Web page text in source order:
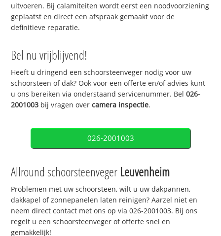
uitvoeren. Bij calamiteiten wordt eerst een noodvoorziening
geplaatst en direct een afspraak gemaakt voor de
definitieve reparatie.
Bel nu vrijblijvend!
Heeft u dringend een schoorsteenveger nodig voor uw
schoorsteen of dak? Ook voor een offerte en/of advies kunt
u ons bereiken via onderstaand servicenummer. Bel026-
2001003 bij vragen overcamera inspectie.
026-2001003
Allround schoorsteenveger Leuvenheim
Problemen met uw schoorsteen, wilt u uw dakpannen,
dakkapel of zonnepanelen laten reinigen? Aarzel niet en
neem direct contact met ons op via 026-2001003. Bij ons
regelt u een schoorsteenveger of offerte snel en
gemakkelijk!